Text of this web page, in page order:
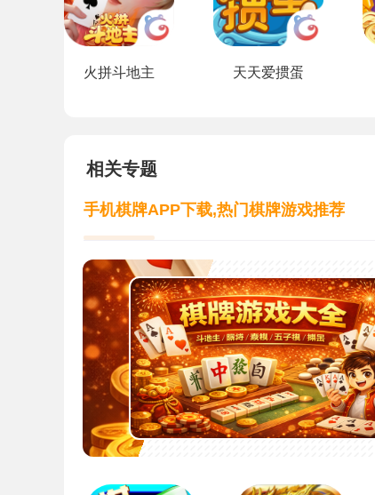
火拼斗地主 天天爱掼蛋
相关专题
手机棋牌APP下载,热门棋牌游戏推荐